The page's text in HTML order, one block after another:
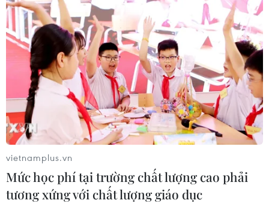
vietnamplus.vn
Mức học phí tại trường chất lượng cao phải
tương xứng với chất lượng giáo dục